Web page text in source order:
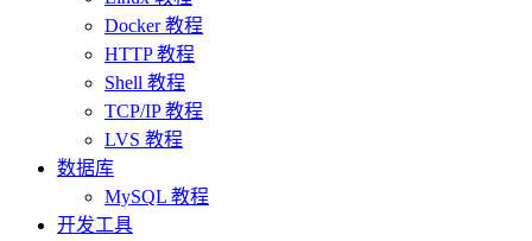
Docker 教程
HTTP 教程
Shell 教程
TCP/IP 教程
LVS 教程
数据库
MySQL 教程
开发工具